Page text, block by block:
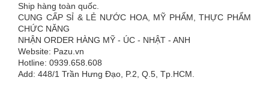
Ship hàng toàn quốc.
CUNG CẤP SỈ & LẺ NƯỚC HOA, MỸ PHẨM, THỰC PHẨM
CHỨC NĂNG
NHẬN ORDER HÀNG MỸ - ÚC - NHẬT - ANH
Website: Pazu.vn
Hotline: 0939.658.608
Add: 448/1 Trần Hưng Đạo, P.2, Q.5, Tp.HCM.